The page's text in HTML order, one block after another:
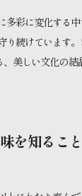
多彩に変化する
り続けています
美しい文化の結
を知るこ